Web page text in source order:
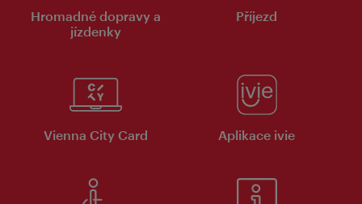
Hromadné dopravy a
jízdenky
Příjezd
Vienna City Card Aplikace ivie